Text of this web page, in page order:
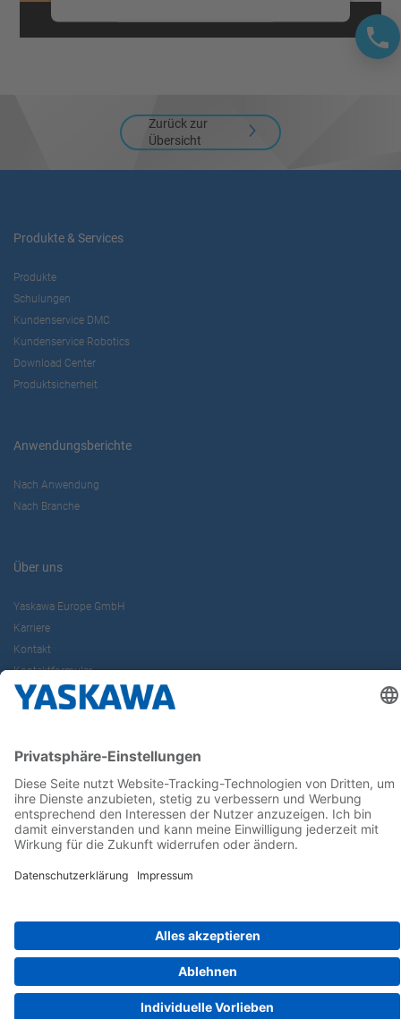
Mehr Informationen
powered byUsercentrics Consent
Management Platform
Zurück zur
Übersicht
Produkte & Services
Produkte
Schulungen
Kundenservice DMC
Kundenservice Robotics
Download Center
Produktsicherheit
Anwendungsberichte
Nach Anwendung
Nach Branche
Über uns
Yaskawa Europe GmbH
Karriere
Kontakt
Kontaktformular
Newsletter
Follow us on...
Impressum Privacy
Cookie Choices
Whistleblowing